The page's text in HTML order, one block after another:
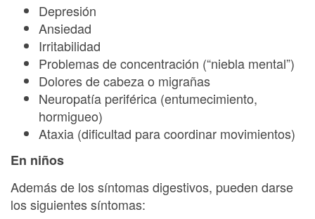
Depresión
Ansiedad
Irritabilidad
Problemas de concentración (“niebla mental”)
Dolores de cabeza o migrañas
Neuropatía periférica (entumecimiento,
hormigueo)
Ataxia (dificultad para coordinar movimientos)
En niños
Además de los síntomas digestivos, pueden darse
los siguientes síntomas: